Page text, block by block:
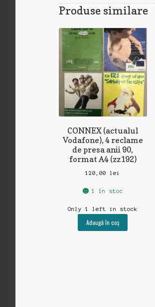
Produse similare
CONNEX (actualul
Vodafone), 4 reclame
de presa anii 90,
format A4 (zz192)
120,00lei
1 în stoc
Only 1 left in stock
Adaugă în coș